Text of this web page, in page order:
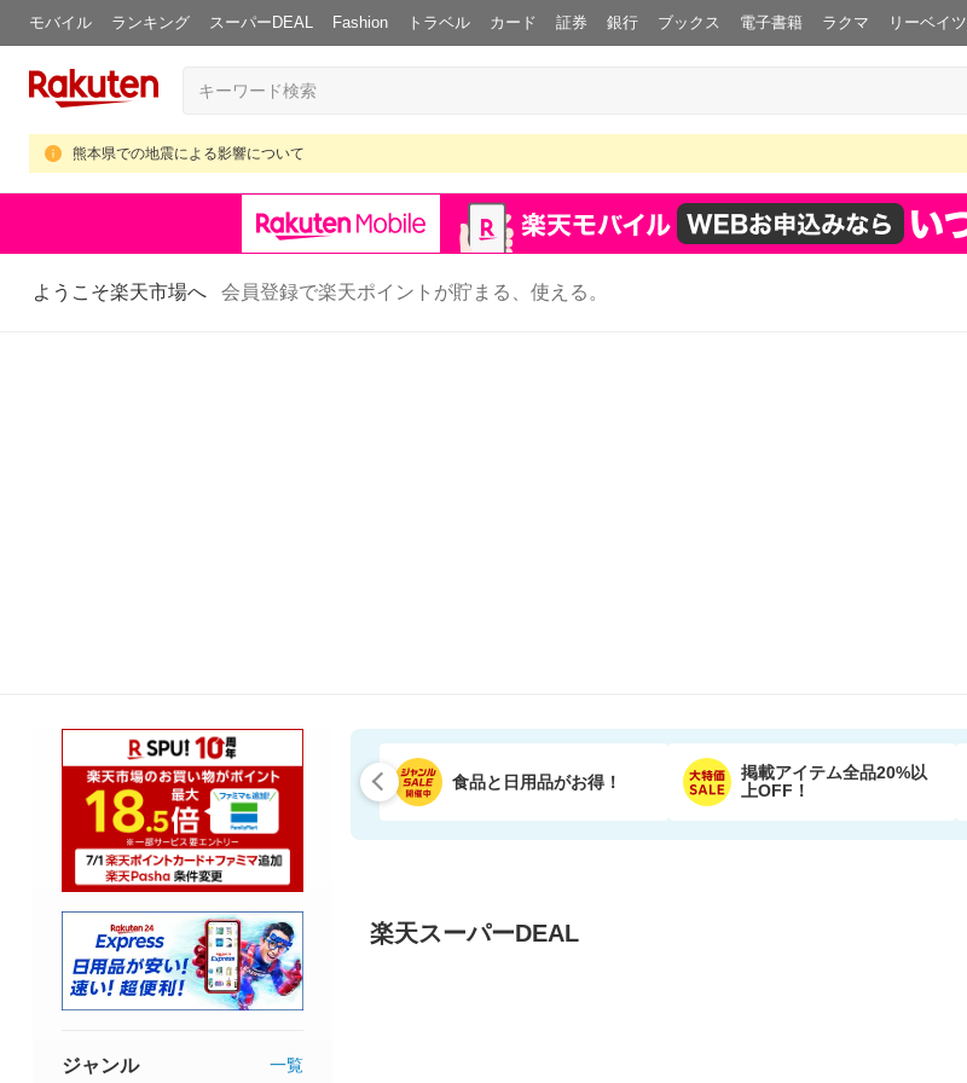
モバイル ランキング スーパーDEAL Fashion トラベル カード 証券 銀行 ブックス 電子書籍 ラクマ リーベイツ
熊本県での地震による影響について
ようこそ楽天市場へ 会員登録で楽天ポイントが貯まる、使える。
食品と日用品がお得！
掲載アイテム全品20%以
上OFF！
楽天スーパーDEAL
ジャンル 一覧